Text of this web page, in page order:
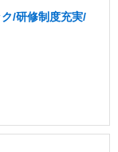
/研修制度充実/